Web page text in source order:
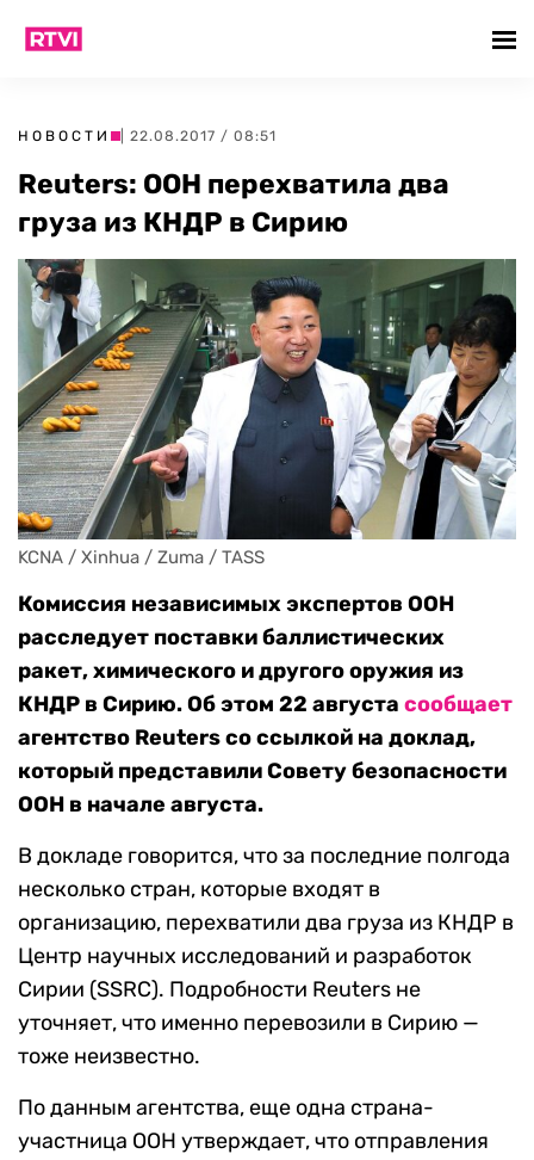
НОВОСТИ | 22.08.2017 / 08:51
Reuters: ООН перехватила два
груза из КНДР в Сирию
KCNA / Xinhua / Zuma / TASS
Комиссия независимых экспертов ООН
расследует поставки баллистических
ракет, химического и другого оружия из
КНДР в Сирию. Об этом 22 августа сообщает
агентство Reuters со ссылкой на доклад,
который представили Совету безопасности
ООН в начале августа.
В докладе говорится, что за последние полгода
несколько стран, которые входят в
организацию, перехватили два груза из КНДР в
Центр научных исследований и разработок
Сирии (SSRC). Подробности Reuters не
уточняет, что именно перевозили в Сирию —
тоже неизвестно.
По данным агентства, еще одна страна-
участница ООН утверждает, что отправления